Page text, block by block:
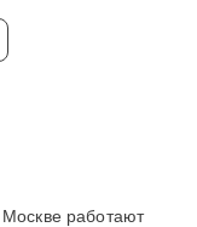
работают